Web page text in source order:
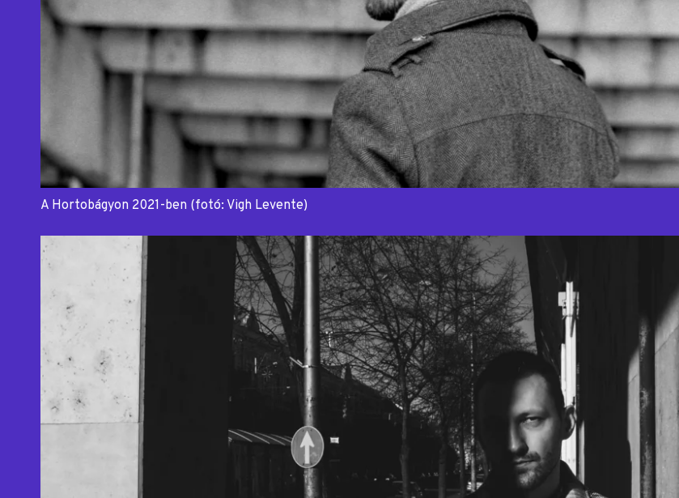
A Hortobágyon 2021-ben (fotó: Vigh Levente)